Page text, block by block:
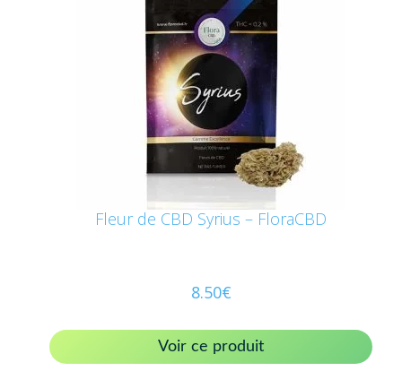
Fleur de CBD Syrius – FloraCBD
8.50€
Voir ce produit